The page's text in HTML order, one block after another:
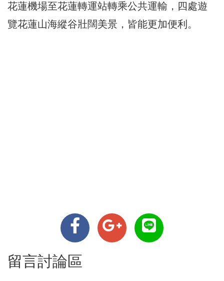
花蓮機場至花蓮轉運站轉乘公共運輸，四處遊
覽花蓮山海縱谷壯闊美景，皆能更加便利。
留言討論區